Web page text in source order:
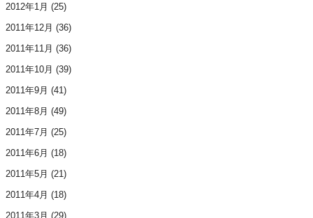
2012年1月 (25)
2011年12月 (36)
2011年11月 (36)
2011年10月 (39)
2011年9月 (41)
2011年8月 (49)
2011年7月 (25)
2011年6月 (18)
2011年5月 (21)
2011年4月 (18)
2011年3月 (29)